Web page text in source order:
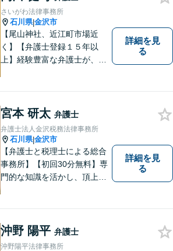
さいがわ法律事務所
石川県|金沢市
【尾山神社、近江町市場近
く】【弁護士登録１５年以
上】経験豊富な弁護士が、誠
詳細を見
る
宮本 研太 弁護士
弁護士法人金沢税務法律事務所
石川県|金沢市
【弁護士と税理士による総合
事務所】【初回30分無料】専
門的な知識を活かし、頂上＝
ジあります。
詳細を見
る
沖野 陽平 弁護士
沖野陽平法律事務所